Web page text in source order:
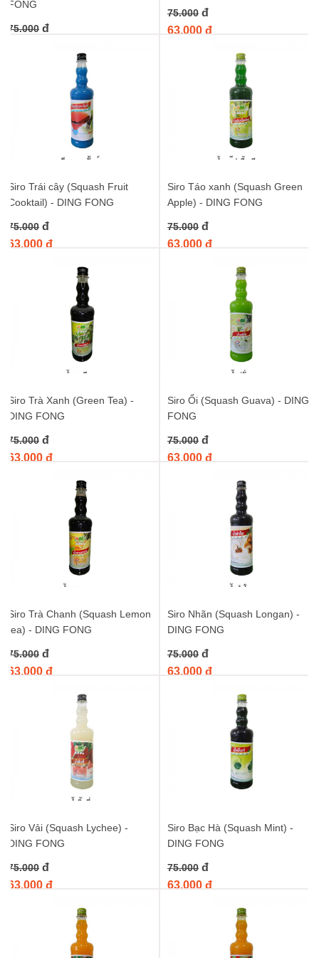
FONG
75.000 đ
75.000 đ
63.000 đ
Siro Trái cây (Squash Fruit
Cooktail) - DING FONG
75.000 đ
63.000 đ
Siro Táo xanh (Squash Green
Apple) - DING FONG
75.000 đ
63.000 đ
Siro Trà Xanh (Green Tea) -
DING FONG
75.000 đ
63.000 đ
Siro Ổi (Squash Guava) - DING
FONG
75.000 đ
63.000 đ
Siro Trà Chanh (Squash Lemon
tea) - DING FONG
75.000 đ
63.000 đ
Siro Nhãn (Squash Longan) -
DING FONG
75.000 đ
63.000 đ
Siro Vải (Squash Lychee) -
DING FONG
75.000 đ
63.000 đ
Siro Bạc Hà (Squash Mint) -
DING FONG
75.000 đ
63.000 đ